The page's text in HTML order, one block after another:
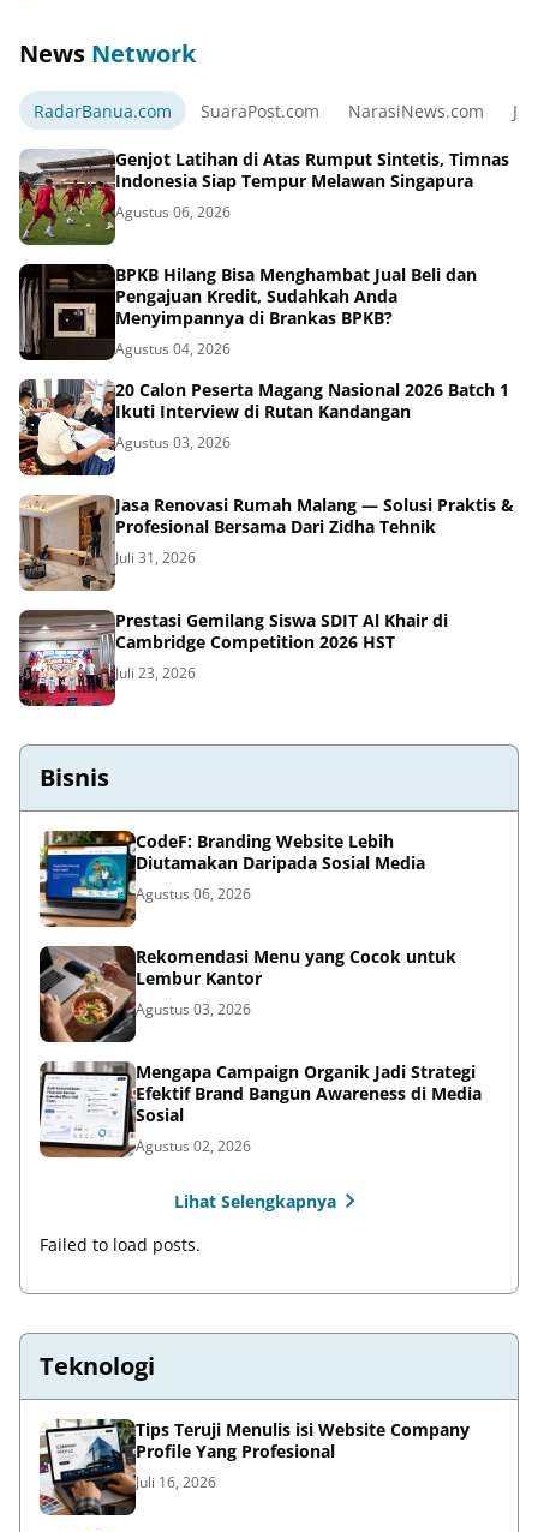
News Network
RadarBanua.com SuaraPost.com NarasiNews.com
Genjot Latihan di Atas Rumput Sintetis, Timnas
Indonesia Siap Tempur Melawan Singapura
Agustus 06, 2026
BPKB Hilang Bisa Menghambat Jual Beli dan
Pengajuan Kredit, Sudahkah Anda
Menyimpannya di Brankas BPKB?
Agustus 04, 2026
20 Calon Peserta Magang Nasional 2026 Batch 1
Ikuti Interview di Rutan Kandangan
Agustus 03, 2026
Jasa Renovasi Rumah Malang — Solusi Praktis &
Profesional Bersama Dari Zidha Tehnik
Juli 31, 2026
Prestasi Gemilang Siswa SDIT Al Khair di
Cambridge Competition 2026 HST
Juli 23, 2026
Bisnis
CodeF: Branding Website Lebih
Diutamakan Daripada Sosial Media
Agustus 06, 2026
Rekomendasi Menu yang Cocok untuk
Lembur Kantor
Agustus 03, 2026
Mengapa Campaign Organik Jadi Strategi
Efektif Brand Bangun Awareness di Media
Sosial
Agustus 02, 2026
Lihat Selengkapnya
Failed to load posts.
Teknologi
Tips Teruji Menulis isi Website Company
Profile Yang Profesional
Juli 16, 2026